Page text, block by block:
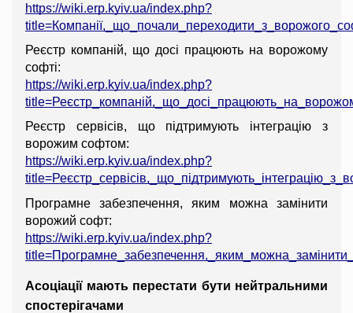
https://wiki.erp.kyiv.ua/index.php?
Реєстр компаній, що досі працюють на ворожому
софті:
https://wiki.erp.kyiv.ua/index.php?
Реєстр сервісів, що підтримують інтеграцію з
ворожим софтом:
https://wiki.erp.kyiv.ua/index.php?
Програмне забезпечення, яким можна замінити
ворожий софт:
https://wiki.erp.kyiv.ua/index.php?
Асоціації мають перестати бути нейтральними
спостерігачами